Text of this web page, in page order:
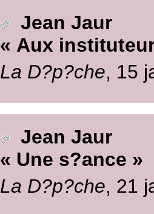
Jean Jaur
« Aux
La D?p?che, 15
Jean Jaur
« Une s?ance »
La D?p?che, 21